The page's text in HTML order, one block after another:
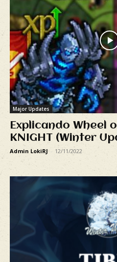
Major Updates
Explicando Wheel
KNIGHT (Winter
Admin LokiRJ - 12/11/2022